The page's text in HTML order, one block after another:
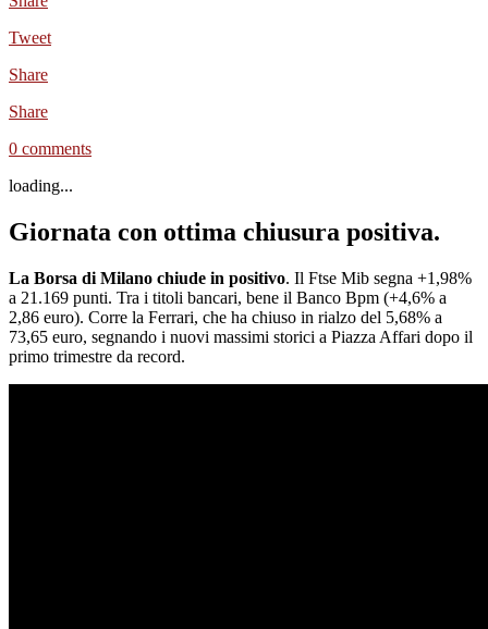
Tweet
Share
Share
0 comments
loading...
Giornata con ottima chiusura positiva.
La Borsa di Milano chiude in positivo. Il Ftse Mib segna +1,98%
a 21.169 punti. Tra i titoli bancari, bene il Banco Bpm (+4,6% a
2,86 euro). Corre la Ferrari, che ha chiuso in rialzo del 5,68% a
73,65 euro, segnando i nuovi massimi storici a Piazza Affari dopo il
primo trimestre da record.